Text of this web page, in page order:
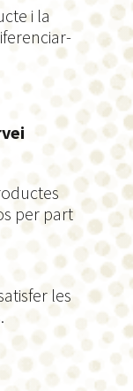
i la
per part
les